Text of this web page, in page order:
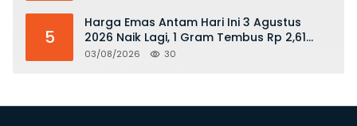
5
Harga Emas Antam Hari Ini 3 Agustus
2026 Naik Lagi, 1 Gram Tembus Rp 2,61
Juta
03/08/2026 30